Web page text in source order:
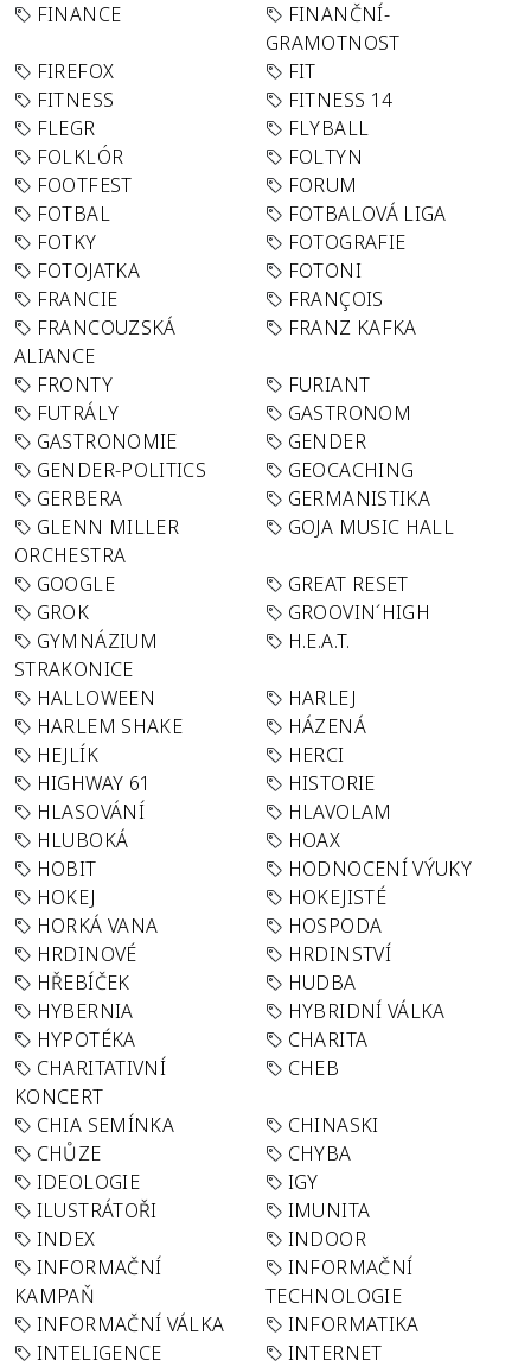
FINANCE
FINANČNÍ-
GRAMOTNOST
FIREFOX
FIT
FITNESS
FITNESS 14
FLEGR
FLYBALL
FOLKLÓR
FOLTYN
FOOTFEST
FORUM
FOTBAL
FOTBALOVÁ LIGA
FOTKY
FOTOGRAFIE
FOTOJATKA
FOTONI
FRANCIE
FRANÇOIS
FRANCOUZSKÁ
ALIANCE
FRANZ KAFKA
FRONTY
FURIANT
FUTRÁLY
GASTRONOM
GASTRONOMIE
GENDER
GENDER-POLITICS
GEOCACHING
GERBERA
GERMANISTIKA
GLENN MILLER
ORCHESTRA
GOJA MUSIC HALL
GOOGLE
GREAT RESET
GROK
GROOVIN´HIGH
GYMNÁZIUM
STRAKONICE
H.E.A.T.
HALLOWEEN
HARLEJ
HARLEM SHAKE
HÁZENÁ
HEJLÍK
HERCI
HIGHWAY 61
HISTORIE
HLASOVÁNÍ
HLAVOLAM
HLUBOKÁ
HOAX
HOBIT
HODNOCENÍ VÝUKY
HOKEJ
HOKEJISTÉ
HORKÁ VANA
HOSPODA
HRDINOVÉ
HRDINSTVÍ
HŘEBÍČEK
HUDBA
HYBERNIA
HYBRIDNÍ VÁLKA
HYPOTÉKA
CHARITA
CHARITATIVNÍ
KONCERT
CHEB
CHIA SEMÍNKA
CHINASKI
CHŮZE
CHYBA
IDEOLOGIE
IGY
ILUSTRÁTOŘI
IMUNITA
INDEX
INDOOR
INFORMAČNÍ
KAMPAŇ
INFORMAČNÍ
TECHNOLOGIE
INFORMAČNÍ VÁLKA
INFORMATIKA
INTELIGENCE
INTERNET